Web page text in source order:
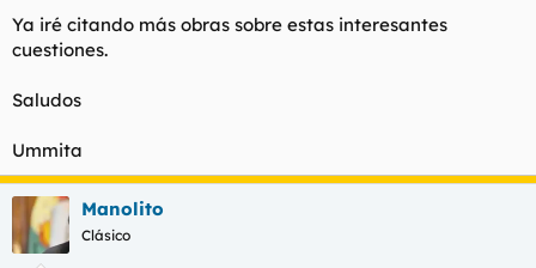
Ya iré citando más obras sobre estas interesantes
cuestiones.
Saludos
Ummita
Manolito
Clásico